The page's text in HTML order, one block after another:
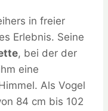
in freier
Erlebnis. Seine
, bei der der
eine
Als Vogel
84 cm bis 102